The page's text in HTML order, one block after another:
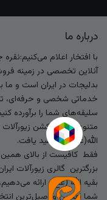
درباره ما
با افتخار اعلام
آنلاین تخصصی در زمینه
بدلیجات در ایران است و ما
خدماتی شخصی و حرفه‌ای،
سلیقه‌های شما را برآورده
متنوع‌ترین کالکشن
الله(عج) خواهید یافت.
فقط کافیست از بالای
بزرگترین گالری زیورآلات
بقیه الله (عج) ارائه
شما بهترین و اصیل‌ترین